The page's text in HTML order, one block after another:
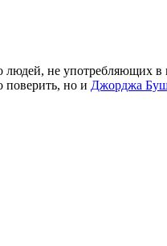
людей, не употребляющих
поверить, но и Джорджа